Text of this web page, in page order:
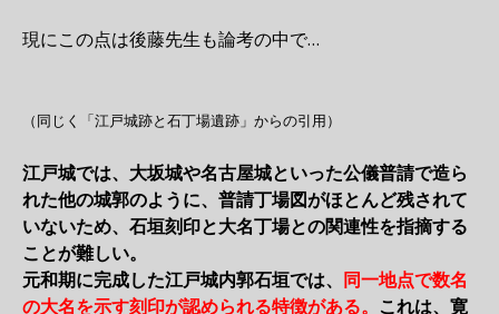
現にこの点は後藤先生も論考の中で…
（同じく「江戸城跡と石丁場遺跡」からの引用）
江戸城では、大坂城や名古屋城といった公儀普請で造ら
れた他の城郭のように、普請丁場図がほとんど残されて
いないため、石垣刻印と大名丁場との関連性を指摘する
ことが難しい。
元和期に完成した江戸城内郭石垣では、 同一地点で数名
の大名を示す刻印が認められる特徴がある。 これは、寛